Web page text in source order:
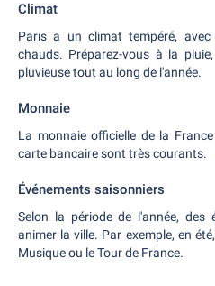
Climat
Paris a un climat tempéré,
chauds. Préparez-vous à la
pluvieuse tout au long de l'année.
Monnaie
La monnaie officielle de la
carte bancaire sont très courants.
Événements saisonniers
Selon la période de l'année, des
animer la ville. Par exemple, en
Musique ou le Tour de France.